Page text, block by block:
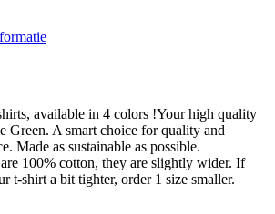
available in 4 colors !Your high quality
Green. A smart choice for quality and
Made as sustainable as possible.
are 100% cotton, they are slightly wider. If
t-shirt a bit tighter, order 1 size smaller.